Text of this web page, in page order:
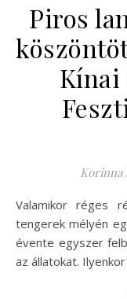
Piros
Kínai
Korinna
Valamikor réges régen, még az ókori Kínában, élt a
tengerek mélyén
évente egyszer
az állatokat.